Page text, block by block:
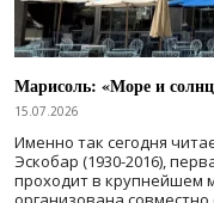
Марисоль: «Море и
15.07.2026
Именно так сегодня
Эскобар (1930-2016),
проходит в крупнейшем